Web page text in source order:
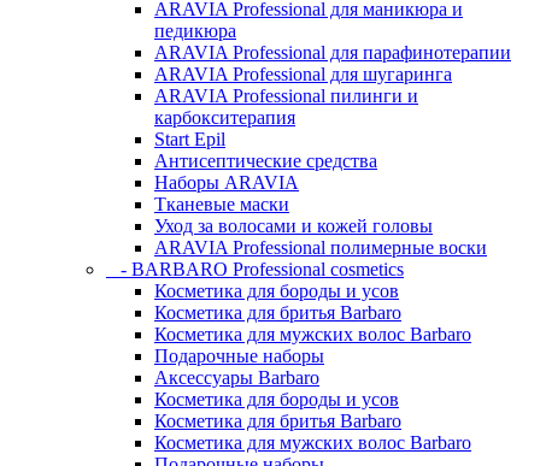
ARAVIA Professional для маникюра и
педикюра
ARAVIA Professional для парафинотерапии
ARAVIA Professional для шугаринга
ARAVIA Professional пилинги и
карбокситерапия
Start Epil
Антисептические средства
Наборы ARAVIA
Тканевые маски
Уход за волосами и кожей головы
ARAVIA Professional полимерные воски
- BARBARO Professional cosmetics
Косметика для бороды и усов
Косметика для бритья Barbaro
Косметика для мужских волос Barbaro
Подарочные наборы
Аксессуары Barbaro
Косметика для бороды и усов
Косметика для бритья Barbaro
Косметика для мужских волос Barbaro